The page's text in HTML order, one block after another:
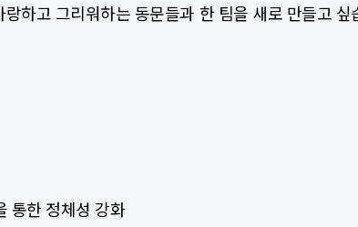
하고 그리워하는 동문들과 한 팀을 새로 만들고
통한 정체성 강화